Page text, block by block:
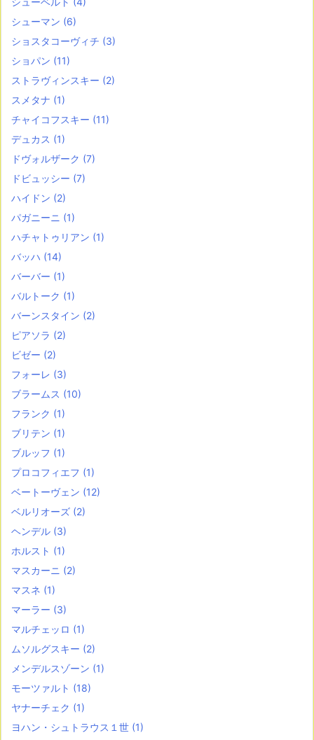
シューマン (6)
ショスタコーヴィチ (3)
ショパン (11)
ストラヴィンスキー (2)
スメタナ (1)
チャイコフスキー (11)
デュカス (1)
ドヴォルザーク (7)
ドビュッシー (7)
ハイドン (2)
パガニーニ (1)
ハチャトゥリアン (1)
バッハ (14)
バーバー (1)
バルトーク (1)
バーンスタイン (2)
ピアソラ (2)
ビゼー (2)
フォーレ (3)
ブラームス (10)
フランク (1)
ブリテン (1)
ブルッフ (1)
プロコフィエフ (1)
ベートーヴェン (12)
ベルリオーズ (2)
ヘンデル (3)
ホルスト (1)
マスカーニ (2)
マスネ (1)
マーラー (3)
マルチェッロ (1)
ムソルグスキー (2)
メンデルスゾーン (1)
モーツァルト (18)
ヤナーチェク (1)
ヨハン・シュトラウス１世 (1)